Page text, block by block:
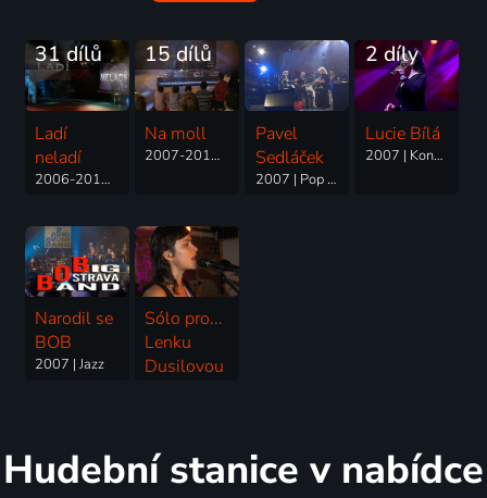
31 dílů
Ladí
neladí
2006-2010 | Pop & Rock
15 dílů
Na moll
2007-2011 | Folk & lidové
Pavel
Sedláček
2007 | Pop & Rock
2 díly
Lucie Bílá
2007 | Koncert
Narodil se
BOB
2007 | Jazz
Sólo pro...
Lenku
Dusilovou
Hudební stanice v nabídce